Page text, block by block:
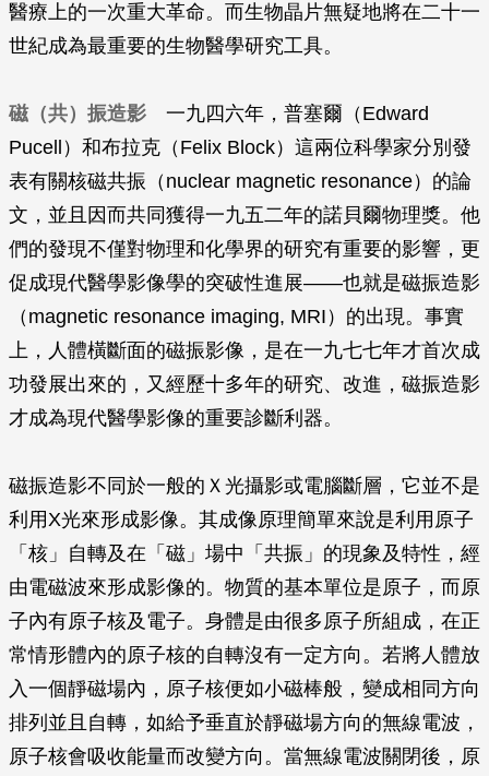
醫療上的一次重大革命。而生物晶片無疑地將在二十一
世紀成為最重要的生物醫學研究工具。
磁（共）振造影 一九四六年，普塞爾（Edward
Pucell）和布拉克（Felix Block）這兩位科學家分別發
表有關核磁共振（nuclear magnetic resonance）的論
文，並且因而共同獲得一九五二年的諾貝爾物理獎。他
們的發現不僅對物理和化學界的研究有重要的影響，更
促成現代醫學影像學的突破性進展——也就是磁振造影
（magnetic resonance imaging, MRI）的出現。事實
上，人體橫斷面的磁振影像，是在一九七七年才首次成
功發展出來的，又經歷十多年的研究、改進，磁振造影
才成為現代醫學影像的重要診斷利器。
磁振造影不同於一般的Ｘ光攝影或電腦斷層，它並不是
利用X光來形成影像。其成像原理簡單來說是利用原子
「核」自轉及在「磁」場中「共振」的現象及特性，經
由電磁波來形成影像的。物質的基本單位是原子，而原
子內有原子核及電子。身體是由很多原子所組成，在正
常情形體內的原子核的自轉沒有一定方向。若將人體放
入一個靜磁場內，原子核便如小磁棒般，變成相同方向
排列並且自轉，如給予垂直於靜磁場方向的無線電波，
原子核會吸收能量而改變方向。當無線電波關閉後，原